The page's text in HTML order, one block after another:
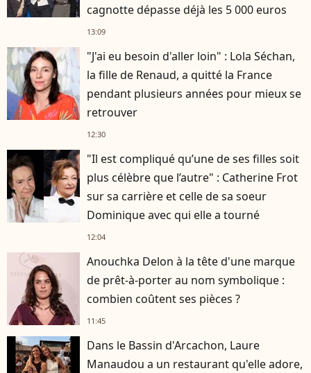
cagnotte dépasse déjà les 5 000 euros
13:09
"J'ai eu besoin d'aller loin" : Lola Séchan,
la fille de Renaud, a quitté la France
pendant plusieurs années pour mieux se
retrouver
12:30
"Il est compliqué qu’une de ses filles soit
plus célèbre que l’autre" : Catherine Frot
sur sa carrière et celle de sa soeur
Dominique avec qui elle a tourné
12:04
Anouchka Delon à la tête d'une marque
de prêt-à-porter au nom symbolique :
combien coûtent ses pièces ?
11:45
Dans le Bassin d'Arcachon, Laure
Manaudou a un restaurant qu'elle adore,